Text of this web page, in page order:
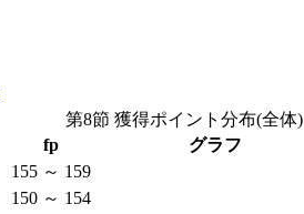
第8節 獲得ポイント分布(全体)
fp
グラフ
155 ～ 159
150 ～ 154